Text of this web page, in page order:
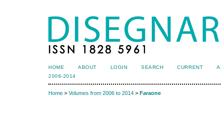
HOME ABOUT LOGIN SEARCH CURRENT
2006-2014
Home > Volumes from 2006 to 2014 > Faraone